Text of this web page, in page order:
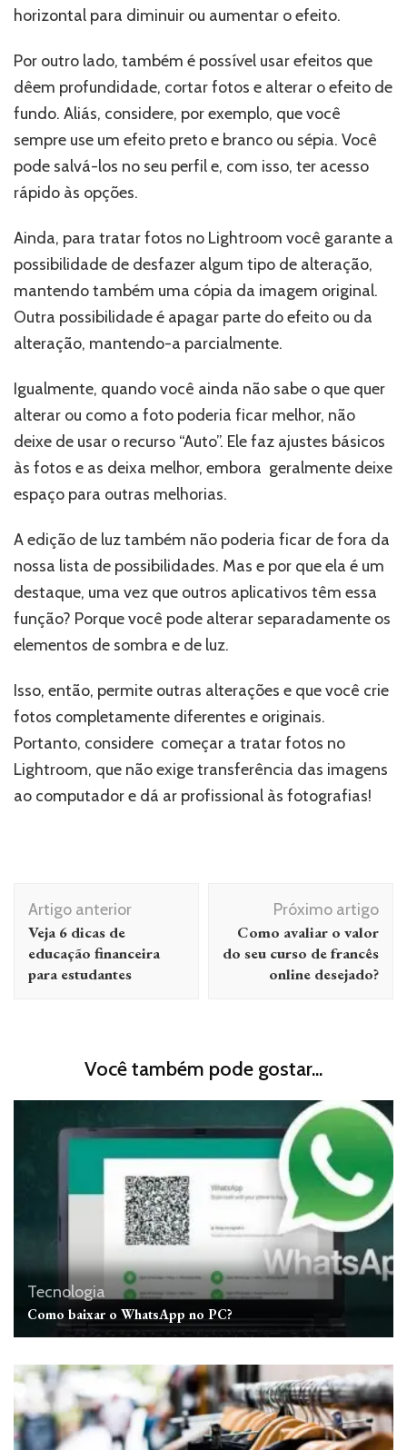
horizontal para diminuir ou aumentar o efeito.
Por outro lado, também é possível usar efeitos que
dêem profundidade, cortar fotos e alterar o efeito de
fundo. Aliás, considere, por exemplo, que você
sempre use um efeito preto e branco ou sépia. Você
pode salvá-los no seu perfil e, com isso, ter acesso
rápido às opções.
Ainda, para tratar fotos no Lightroom você garante a
possibilidade de desfazer algum tipo de alteração,
mantendo também uma cópia da imagem original.
Outra possibilidade é apagar parte do efeito ou da
alteração, mantendo-a parcialmente.
Igualmente, quando você ainda não sabe o que quer
alterar ou como a foto poderia ficar melhor, não
deixe de usar o recurso “Auto”. Ele faz ajustes básicos
às fotos e as deixa melhor, embora geralmente deixe
espaço para outras melhorias.
A edição de luz também não poderia ficar de fora da
nossa lista de possibilidades. Mas e por que ela é um
destaque, uma vez que outros aplicativos têm essa
função? Porque você pode alterar separadamente os
elementos de sombra e de luz.
Isso, então, permite outras alterações e que você crie
fotos completamente diferentes e originais.
Portanto, considere começar a tratar fotos no
Lightroom, que não exige transferência das imagens
ao computador e dá ar profissional às fotografias!
Navegação
de
post
Artigo anterior
Veja 6 dicas de
educação financeira
para estudantes
Próximo artigo
Como avaliar o valor
do seu curso de francês
online desejado?
Você também pode gostar...
Tecnologia
Como baixar o WhatsApp no ​​PC?